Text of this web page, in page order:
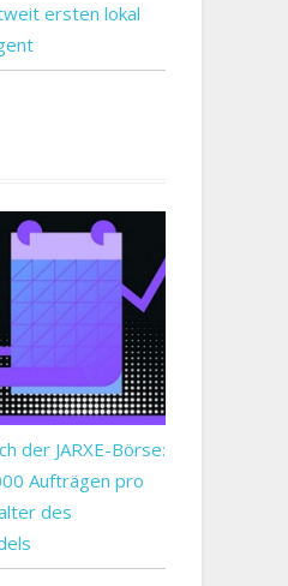
ersten lokal
der JARXE-Börse:
Aufträgen pro
des